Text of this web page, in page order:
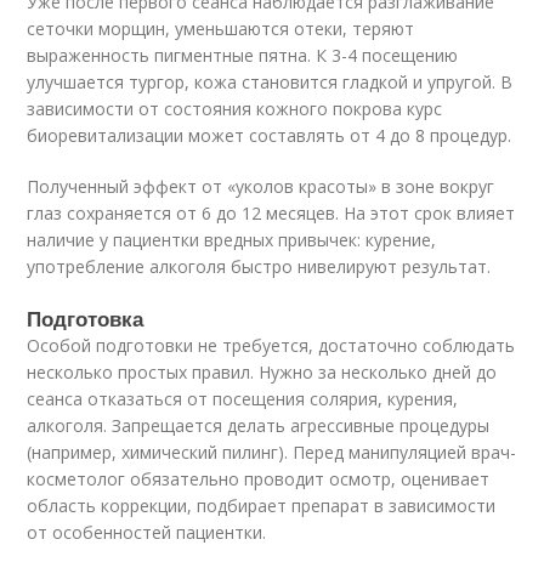
сеточки морщин, уменьшаются отеки, теряют
выраженность пигментные пятна. К 3-4 посещению
улучшается тургор, кожа становится гладкой и упругой. В
зависимости от состояния кожного покрова курс
биоревитализации может составлять от 4 до 8 процедур.
Полученный эффект от «уколов красоты» в зоне вокруг
глаз сохраняется от 6 до 12 месяцев. На этот срок влияет
наличие у пациентки вредных привычек: курение,
употребление алкоголя быстро нивелируют результат.
Подготовка
Особой подготовки не требуется, достаточно соблюдать
несколько простых правил. Нужно за несколько дней до
сеанса отказаться от посещения солярия, курения,
алкоголя. Запрещается делать агрессивные процедуры
(например, химический пилинг). Перед манипуляцией врач-
косметолог обязательно проводит осмотр, оценивает
область коррекции, подбирает препарат в зависимости
от особенностей пациентки.